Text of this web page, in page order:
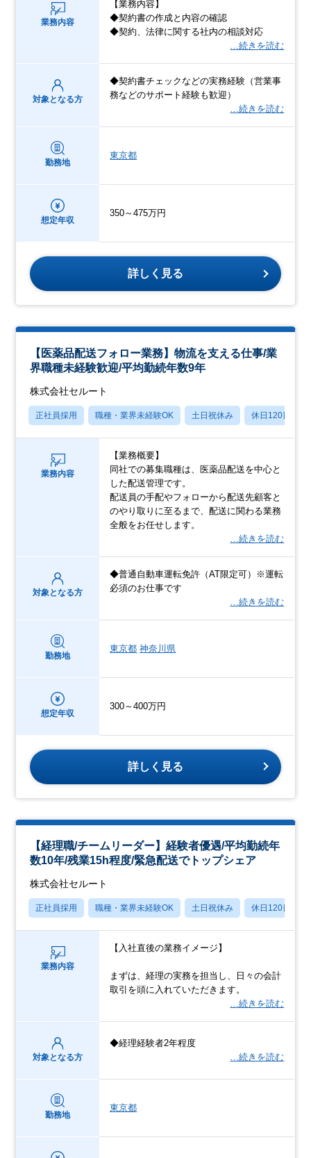
業務内容
【業務内容】
◆契約書の作成と内容の確認
◆契約、法律に関する社内の相談対応
…続きを読む
対象となる方
◆契約書チェックなどの実務経験（営業事
務などのサポート経験も歓迎）
…続きを読む
勤務地
東京都
想定年収
350～475万円
詳しく見る
【医薬品配送フォロー業務】物流を支える仕事/業
界職種未経験歓迎/平均勤続年数9年
株式会社セルート
正社員採用 職種・業界未経験OK 土日祝休み 休日120日以上
業務内容
【業務概要】
同社での募集職種は、医薬品配送を中心と
した配送管理です。
配送員の手配やフォローから配送先顧客と
のやり取りに至るまで、配送に関わる業務
全般をお任せします。
…続きを読む
対象となる方
◆普通自動車運転免許（AT限定可）※運転
必須のお仕事です
…続きを読む
勤務地
東京都 神奈川県
想定年収
300～400万円
詳しく見る
【経理職/チームリーダー】経験者優遇/平均勤続年
数10年/残業15h程度/緊急配送でトップシェア
株式会社セルート
正社員採用 職種・業界未経験OK 土日祝休み 休日120日以上
業務内容
【入社直後の業務イメージ】
まずは、経理の実務を担当し、⽇々の会計
取引を頭に入れていただきます。
…続きを読む
対象となる方
◆経理経験者2年程度
…続きを読む
勤務地
東京都